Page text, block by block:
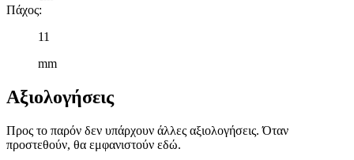
Πάχος:
11
mm
Αξιολογήσεις
Προς το παρόν δεν υπάρχουν άλλες αξιολογήσεις. Όταν
προστεθούν, θα εμφανιστούν εδώ.